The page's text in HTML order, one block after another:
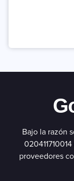
Bajo la razón
proveedores